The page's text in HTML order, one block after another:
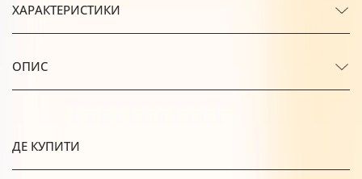
ХАРАКТЕРИСТИКИ
ОПИС
ДЕ КУПИТИ